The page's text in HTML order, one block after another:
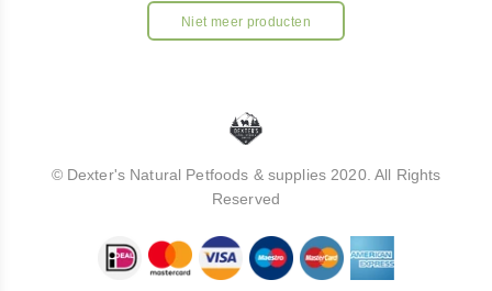
Niet meer producten
© Dexter's Natural Petfoods & supplies 2020. All Rights
Reserved